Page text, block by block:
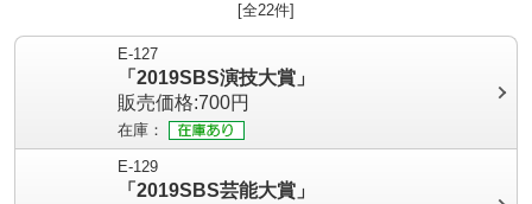
[全22件]
E-127
「2019SBS演技大賞」
販売価格:700円
在庫：
E-129
「2019SBS芸能大賞」